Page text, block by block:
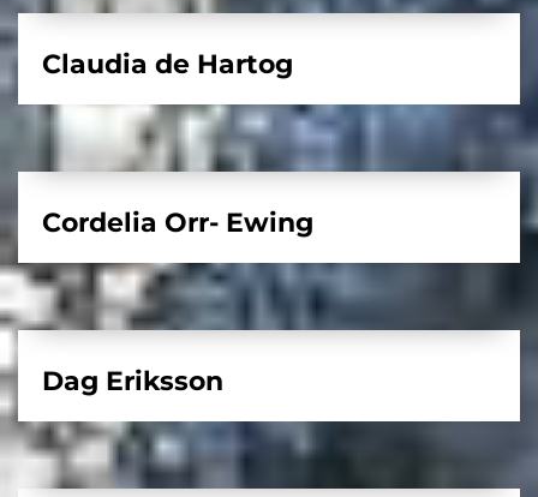
Claudia de Hartog
Cordelia Orr- Ewing
Dag Eriksson